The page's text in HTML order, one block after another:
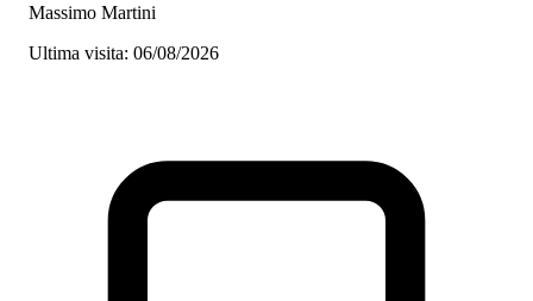
Massimo Martini
Ultima visita: 06/08/2026